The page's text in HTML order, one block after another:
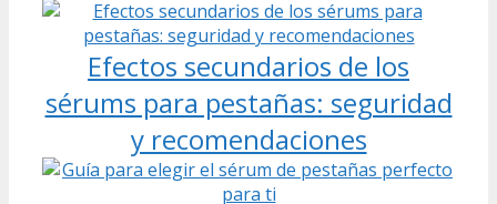
Efectos secundarios de los
sérums para pestañas: seguridad
y recomendaciones